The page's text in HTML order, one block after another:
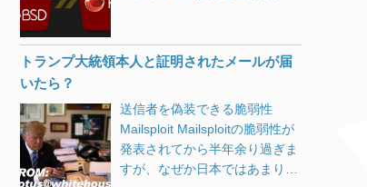
の詳細設定」から「アプリウイ
もPhotoshop等は起動しなくな
ってしまいました。 Windows
10 October 2018 (1809) 以降で
Adobe CS2を起動する応急処置
（長時間経過した時にはほぼ確
り、ページファイル
（pagefile.sys）を削除してみ
たりしましたが症状変わらず。
また、アクティビティを止めた
トランプ大統領本人と証明されたメールが届
いたら？
送信者を偽装できる脆弱性
Mailsploit Mailsploitの脆弱性が
発表されてから半年余り過ぎま
すが、なぜか日本ではあまり話